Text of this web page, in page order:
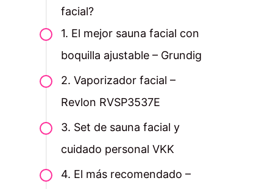
facial?
1. El mejor sauna facial con
boquilla ajustable – Grundig
2. Vaporizador facial –
Revlon RVSP3537E
3. Set de sauna facial y
cuidado personal VKK
4. El más recomendado –